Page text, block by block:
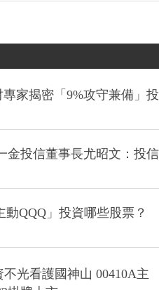
家揭密「9%攻守兼備」投
金投信董事長尤昭文：投信
QQQ」投資哪些股票？
光看護國神山 00410A主